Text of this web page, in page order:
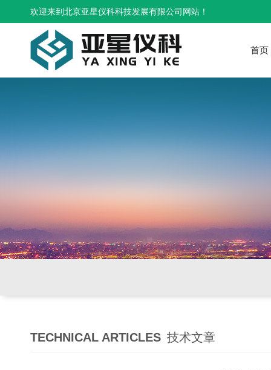
欢迎来到北京亚星仪科科技发展有限公司网站！
首页
TECHNICAL ARTICLES 技术文章